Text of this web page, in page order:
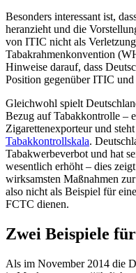
Besonders interessant ist,
heranzieht und die
von ITIC nicht als
Tabakrahmenkonvention
Hinweise darauf, dass
Position gegenüber ITIC
Gleichwohl spielt
Bezug auf Tabakkontrolle –
Zigarettenexporteur und
Tabakkontrollskala.
Tabakwerbeverbot und hat
wesentlich erhöht – dies
wirksamsten Maßnahmen
also nicht als Beispiel für
FCTC dienen.
Zwei Beispiele
Als im November 2014 die